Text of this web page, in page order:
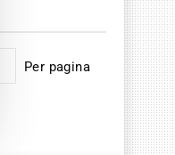
Per pagina